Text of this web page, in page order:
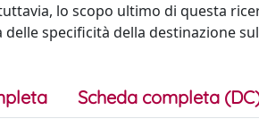
lo scopo ultimo di questa
specificità della destinazione
Scheda completa